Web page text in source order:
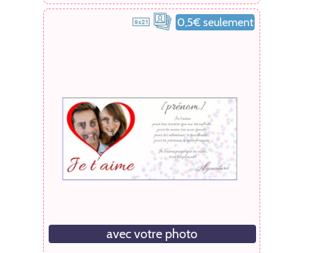
0,5€ seulement
avec votre photo